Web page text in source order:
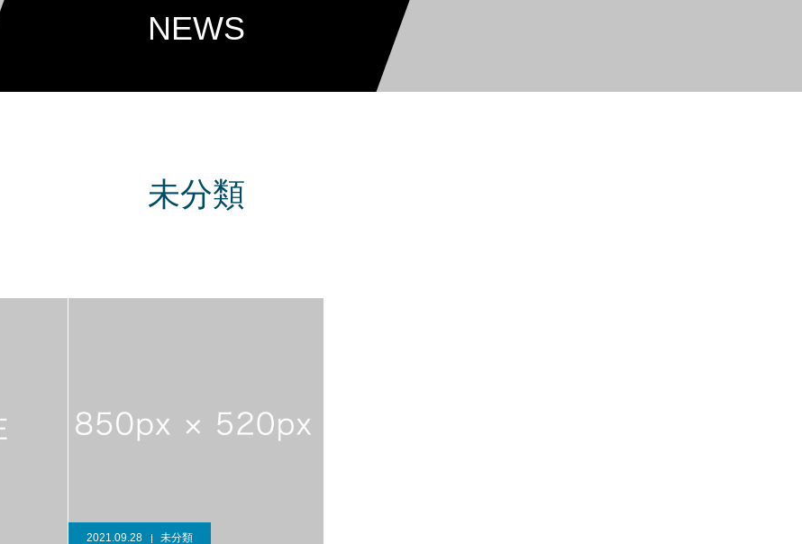
NEWS
未分類
2021.09.28 未分類